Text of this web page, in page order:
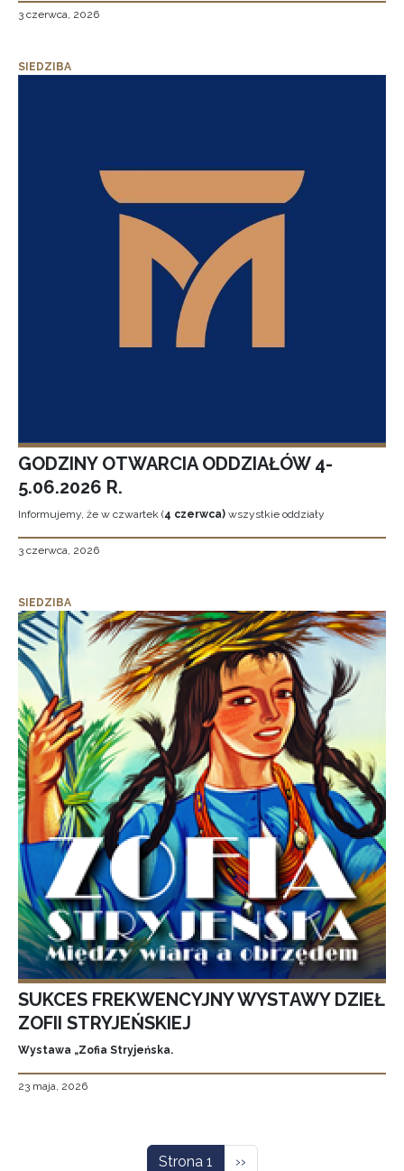
3 czerwca, 2026
SIEDZIBA
GODZINY OTWARCIA ODDZIAŁÓW 4-
5.06.2026 R.
Informujemy, że w czwartek (4 czerwca) wszystkie oddziały
3 czerwca, 2026
SIEDZIBA
SUKCES FREKWENCYJNY WYSTAWY DZIEŁ
ZOFII STRYJEŃSKIEJ
Wystawa „Zofia Stryjeńska.
23 maja, 2026
Strona 1 Następna strona
››